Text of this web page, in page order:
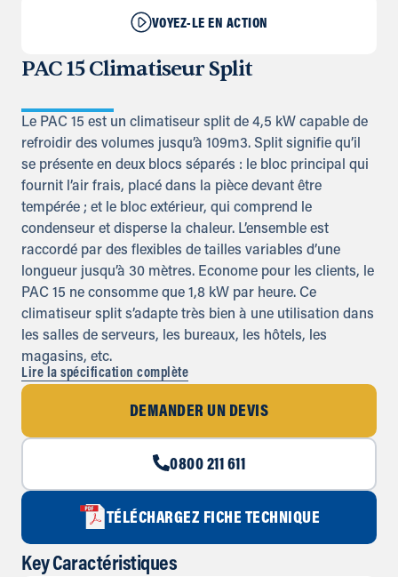
VOYEZ-LE EN ACTION
PAC 15 Climatiseur Split
Le PAC 15 est un climatiseur split de 4,5 kW capable de
refroidir des volumes jusqu’à 109m3. Split signifie qu’il
se présente en deux blocs séparés : le bloc principal qui
fournit l’air frais, placé dans la pièce devant être
tempérée ; et le bloc extérieur, qui comprend le
condenseur et disperse la chaleur. L’ensemble est
raccordé par des flexibles de tailles variables d’une
longueur jusqu’à 30 mètres. Econome pour les clients, le
PAC 15 ne consomme que 1,8 kW par heure. Ce
climatiseur split s’adapte très bien à une utilisation dans
les salles de serveurs, les bureaux, les hôtels, les
magasins, etc.
Lire la spécification complète
DEMANDER UN DEVIS
0800 211 611
TÉLÉCHARGEZ FICHE TECHNIQUE
Key Caractéristiques